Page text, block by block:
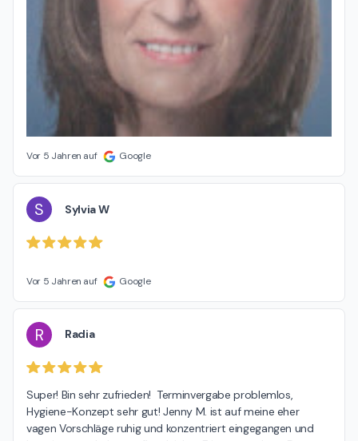
Vor 5 Jahren auf Google
S Sylvia W
Vor 5 Jahren auf Google
R Radia
Super! Bin sehr zufrieden!  Terminvergabe problemlos,
Hygiene-Konzept sehr gut! Jenny M. ist auf meine eher
vagen Vorschläge ruhig und konzentriert eingegangen und